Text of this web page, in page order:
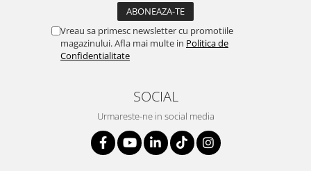
Vreau sa primesc newsletter cu promotiile
magazinului. Afla mai multe in Politica de
Confidentialitate
SOCIAL
Urmareste-ne in social media